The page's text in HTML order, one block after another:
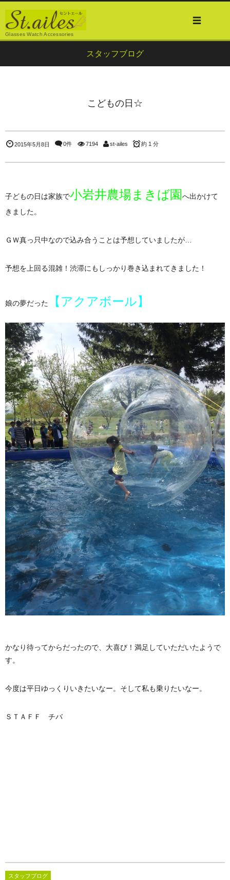
Glasses Watch Accessories
スタッフブログ
こどもの日☆
2015年5月8日 0件 7194 st-ailes 約 1 分
子どもの日は家族で小岩井農場まきば園へ出かけて
きました。
ＧＷ真っ只中なので込み合うことは予想していましたが…
予想を上回る混雑！渋滞にもしっかり巻き込まれてきました！
娘の夢だった 【アクアボール】
かなり待ってからだったので、大喜び！満足していただいたようで
す。
今度は平日ゆっくりいきたいなー。そして私も乗りたいなー。
ＳＴＡＦＦ チバ
スタッフブログ